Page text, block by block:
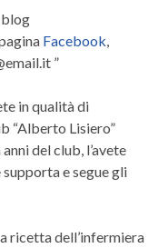
blog
pagina Facebook
”
in qualità di
“Alberto Lisiero”
del club, l’avete
e segue gli
ricetta dell’infermiera